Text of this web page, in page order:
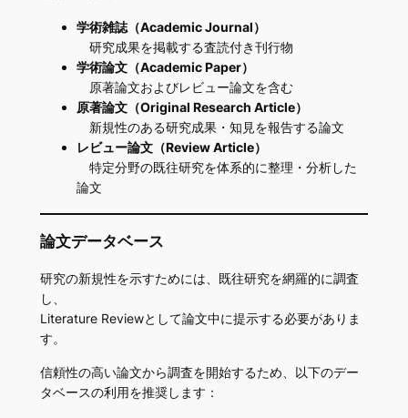
学術雑誌（Academic Journal）
研究成果を掲載する査読付き刊行物
学術論文（Academic Paper）
原著論文およびレビュー論文を含む
原著論文（Original Research Article）
新規性のある研究成果・知見を報告する論文
レビュー論文（Review Article）
特定分野の既往研究を体系的に整理・分析した
論文
論文データベース
研究の新規性を示すためには、既往研究を網羅的に調査
し、
Literature Reviewとして論文中に提示する必要がありま
す。
信頼性の高い論文から調査を開始するため、以下のデー
タベースの利用を推奨します：